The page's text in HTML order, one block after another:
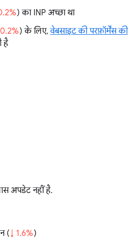
) का INP अच्छा था
) के लिए,वेबसाइट की परफ़ॉर्मेंस की
है
अपडेट नहीं है.
(↓ 1.6%)